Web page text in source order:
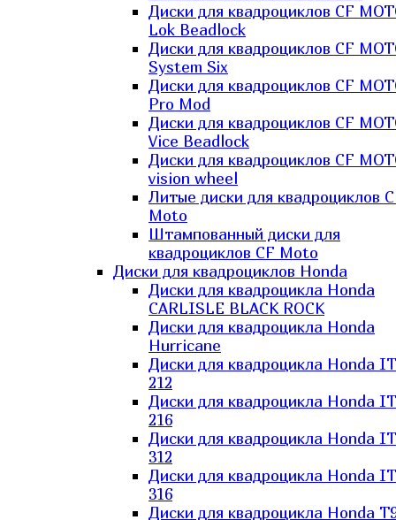
Диски для квадроциклов CF
Lok Beadlock
Диски для квадроциклов CF
System Six
Диски для квадроциклов CF
Pro Mod
Диски для квадроциклов CF
Vice Beadlock
Диски для квадроциклов CF
vision wheel
Литые диски для квадроциклов
Moto
Штампованный диски для
квадроциклов CF Moto
Диски для квадроциклов Honda
Диски для квадроцикла Honda
CARLISLE BLACK ROCK
Диски для квадроцикла Honda
Hurricane
Диски для квадроцикла Honda
212
Диски для квадроцикла Honda
216
Диски для квадроцикла Honda
312
Диски для квадроцикла Honda
316
Диски для квадроцикла Honda